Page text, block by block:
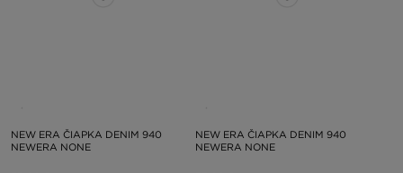
NEW ERA ČIAPKA DENIM 940
NEWERA NONE
NEW ERA ČIAPKA DENIM 940
NEWERA NONE